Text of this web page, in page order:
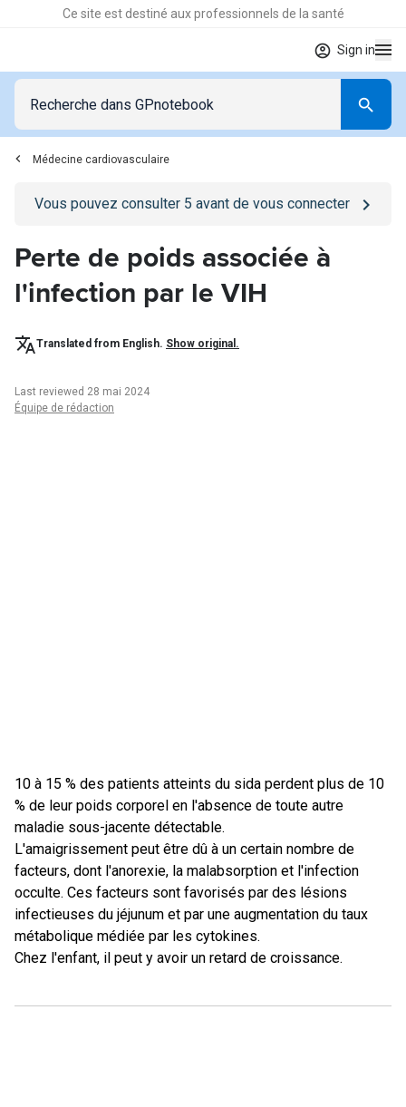
Ce site est destiné aux professionnels de la santé
Sign in
Médecine cardiovasculaire
Go to/se-connecterpage
Vous pouvez consulter 5 avant de vous connecter
Perte de poids associée à
l'infection par le VIH
Translated from English. Show original.
Last reviewed 28 mai 2024
Équipe de rédaction
10 à 15 % des patients atteints du sida perdent plus de 10
% de leur poids corporel en l'absence de toute autre
maladie sous-jacente détectable.
L'amaigrissement peut être dû à un certain nombre de
facteurs, dont l'anorexie, la malabsorption et l'infection
occulte. Ces facteurs sont favorisés par des lésions
infectieuses du jéjunum et par une augmentation du taux
métabolique médiée par les cytokines.
Chez l'enfant, il peut y avoir un retard de croissance.